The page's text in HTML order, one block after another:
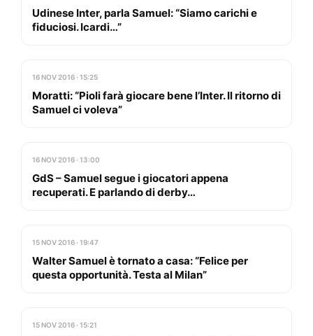
Udinese Inter, parla Samuel: “Siamo carichi e
fiduciosi. Icardi…”
16 NOV 2016 · 15:25
Moratti: “Pioli farà giocare bene l’Inter. Il ritorno di
Samuel ci voleva”
16 NOV 2016 · 13:00
GdS – Samuel segue i giocatori appena
recuperati. E parlando di derby…
15 NOV 2016 · 19:47
Walter Samuel è tornato a casa: “Felice per
questa opportunità. Testa al Milan”
15 NOV 2016 · 15:21